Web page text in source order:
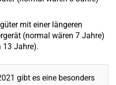
mit einer längeren
(normal wären 7 Jahre)
13 Jahre).
gibt es eine besonders